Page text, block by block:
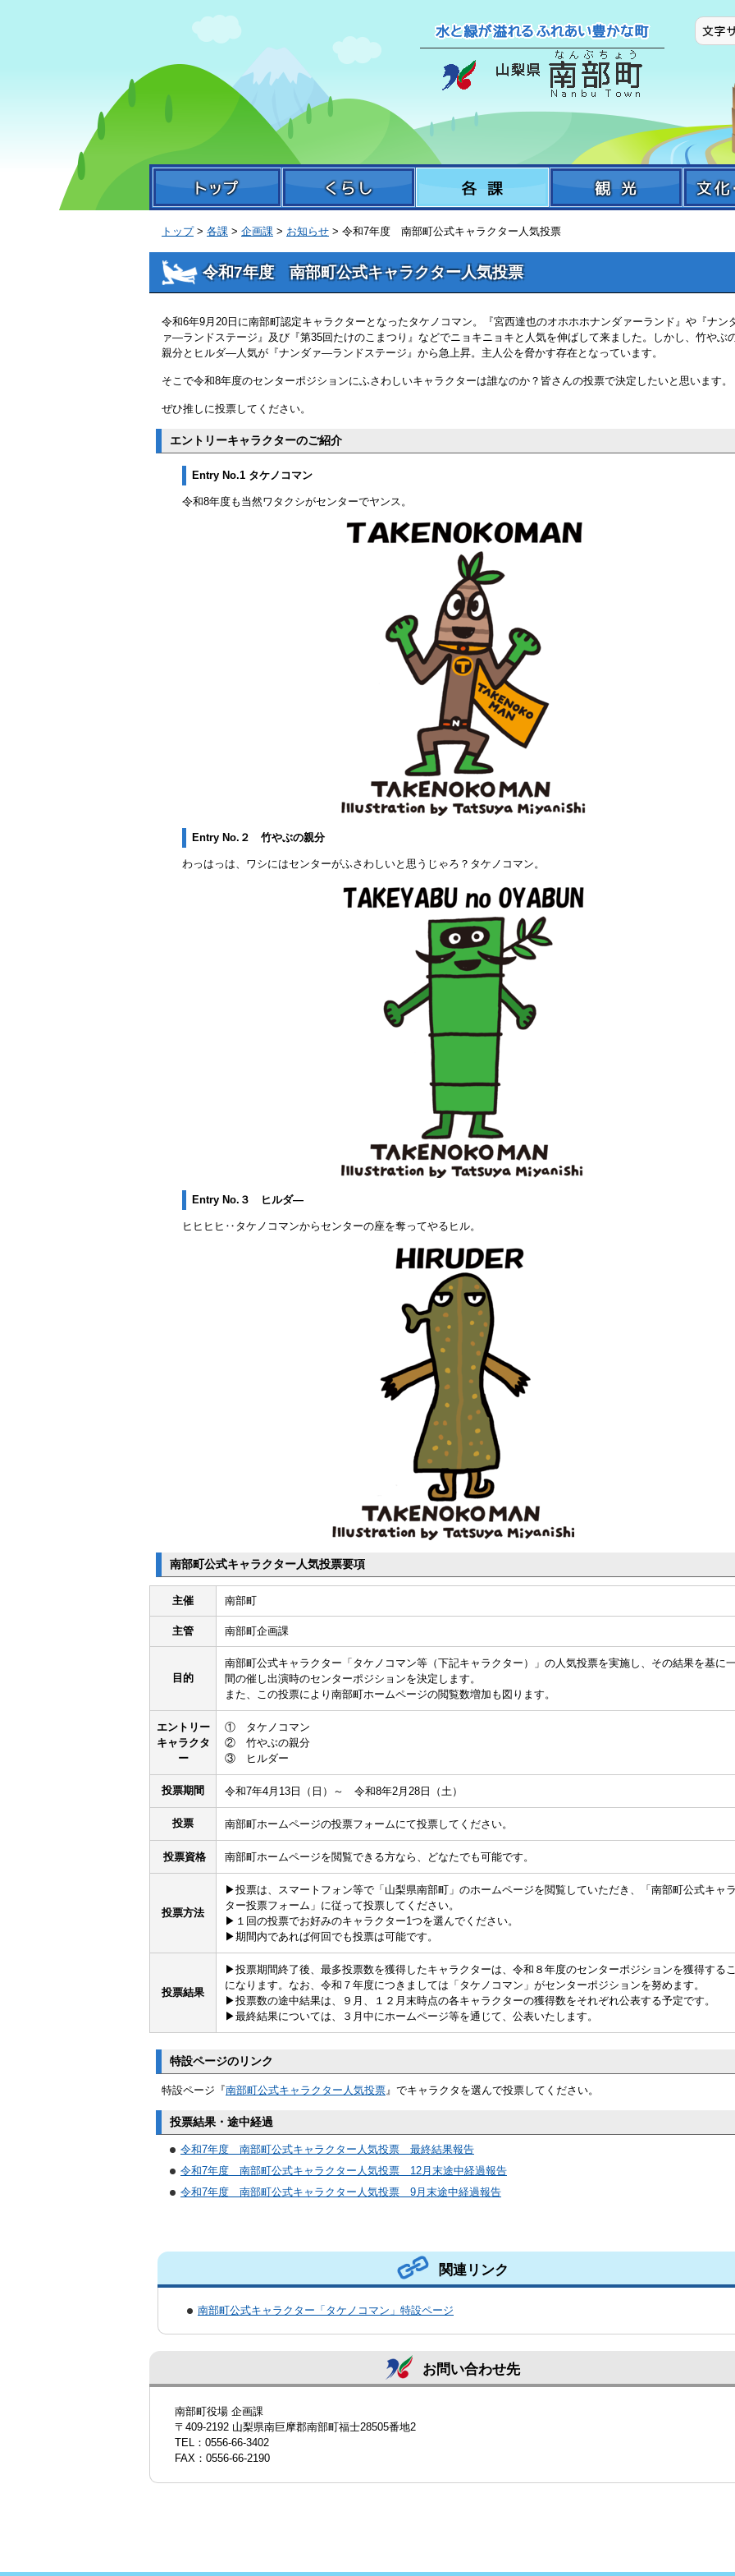
移
トップ> 各課 > 企画課 > お知らせ > 令和7年度 南部町公式キャラクター人気投票
令和7年度 南部町公式キャラクター人気投票
令和6年9月20日に南部町認定キャラクターとなったタケノコマン。『宮西達也のオホホホナンダァーランド』や『ナン
ァ―ランドステージ』及び『第35回たけのこまつり』などでニョキニョキと人気を伸ばして来ました。しかし、竹やぶ
親分とヒルダ―人気が『ナンダァ―ランドステージ』から急上昇。主人公を脅かす存在となっています。
そこで令和8年度のセンターポジションにふさわしいキャラクターは誰なのか？皆さんの投票で決定したいと思います。
ぜひ推しに投票してください。
エントリーキャラクターのご紹介
Entry No.1 タケノコマン
令和8年度も当然ワタクシがセンターでヤンス。
Entry No.２ 竹やぶの親分
わっはっは、ワシにはセンターがふさわしいと思うじゃろ？タケノコマン。
Entry No.３ ヒルダ―
ヒヒヒヒ‥タケノコマンからセンターの座を奪ってやるヒル。
南部町公式キャラクター人気投票要項
主催 南部町
主管 南部町企画課
目的
南部町公式キャラクター「タケノコマン等（下記キャラクター）」の人気投票を実施し、その結果を基に
間の催し出演時のセンターポジションを決定します。
また、この投票により南部町ホームページの閲覧数増加も図ります。
エントリー
キャラクタ
ー
① タケノコマン
② 竹やぶの親分
③ ヒルダー
投票期間 令和7年4月13日（日）～ 令和8年2月28日（土）
投票 南部町ホームページの投票フォームにて投票してください。
投票資格 南部町ホームページを閲覧できる方なら、どなたでも可能です。
投票方法
▶投票は、スマートフォン等で「山梨県南部町」のホームページを閲覧していただき、「南部町公式キャ
ター投票フォーム」に従って投票してください。
▶１回の投票でお好みのキャラクター1つを選んでください。
▶期間内であれば何回でも投票は可能です。
投票結果
▶投票期間終了後、最多投票数を獲得したキャラクターは、令和８年度のセンターポジションを獲得する
になります。なお、令和７年度につきましては「タケノコマン」がセンターポジションを努めます。
▶投票数の途中結果は、９月、１２月末時点の各キャラクターの獲得数をそれぞれ公表する予定です。
▶最終結果については、３月中にホームページ等を通じて、公表いたします。
特設ページのリンク
特設ページ『南部町公式キャラクター人気投票』でキャラクタを選んで投票してください。
投票結果・途中経過
令和7年度 南部町公式キャラクター人気投票 最終結果報告
令和7年度 南部町公式キャラクター人気投票 12月末途中経過報告
令和7年度 南部町公式キャラクター人気投票 9月末途中経過報告
関連リンク
南部町公式キャラクター「タケノコマン」特設ページ
お問い合わせ先
南部町役場 企画課
〒409-2192 山梨県南巨摩郡南部町福士28505番地2
TEL：0556-66-3402
FAX：0556-66-2190